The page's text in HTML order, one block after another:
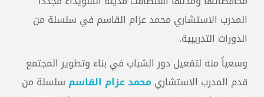
المدرب الاستشاري محمد عزام القاسم في سلسلة من
الدورات التدريبية.
وسعياً منه لتفعيل دور الشباب في بناء وتطوير المجتمع
قدم المدرب الاستشاريمحمد عزام القاسم سلسلة من